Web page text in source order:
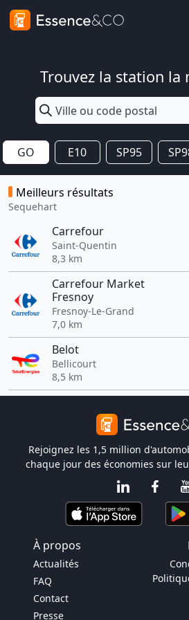
Trouvez la station la
GO E10 SP95
Meilleurs résultats
Sequehart
Carrefour
Saint-Quentin
8,3 km
Carrefour Market
Fresnoy
Fresnoy-Le-Grand
7,0 km
Belot
Bellicourt
8,5 km
Rejoignez les 1,5 million
chaque jour des économies sur
À propos
Actualités
FAQ
Contact
Presse